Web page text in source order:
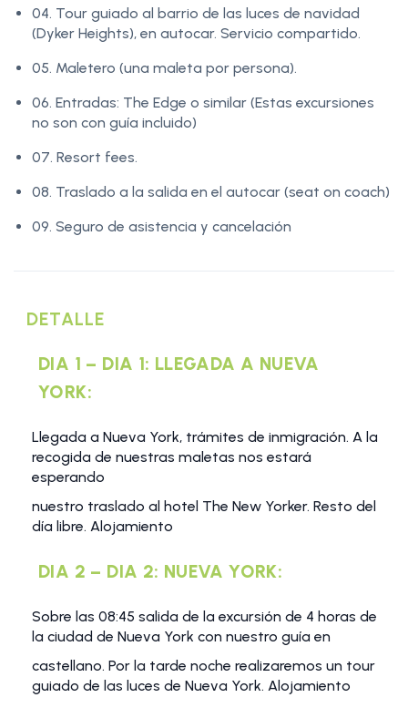
04. Tour guiado al barrio de las luces de navidad
(Dyker Heights), en autocar. Servicio compartido.
05. Maletero (una maleta por persona).
06. Entradas: The Edge o similar (Estas excursiones
no son con guía incluido)
07. Resort fees.
08. Traslado a la salida en el autocar (seat on coach)
09. Seguro de asistencia y cancelación
DETALLE
DIA 1 – DIA 1: LLEGADA A NUEVA
YORK:
Llegada a Nueva York, trámites de inmigración. A la
recogida de nuestras maletas nos estará
esperando
nuestro traslado al hotel The New Yorker. Resto del
día libre. Alojamiento
DIA 2 – DIA 2: NUEVA YORK:
Sobre las 08:45 salida de la excursión de 4 horas de
la ciudad de Nueva York con nuestro guía en
castellano. Por la tarde noche realizaremos un tour
guiado de las luces de Nueva York. Alojamiento